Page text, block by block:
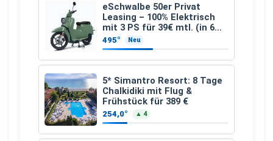
eSchwalbe 50er Privat
Leasing – 100% Elektrisch
mit 3 PS für 39€ mtl. (in 6
schicken Farben LF: 0.43, 36
Monate, Bereitstellung:
159,00 €, 2.500 km/Jahr)
495° Neu
5* Simantro Resort: 8 Tage
Chalkidiki mit Flug &
Frühstück für 389 €
254,0° ▲ 4